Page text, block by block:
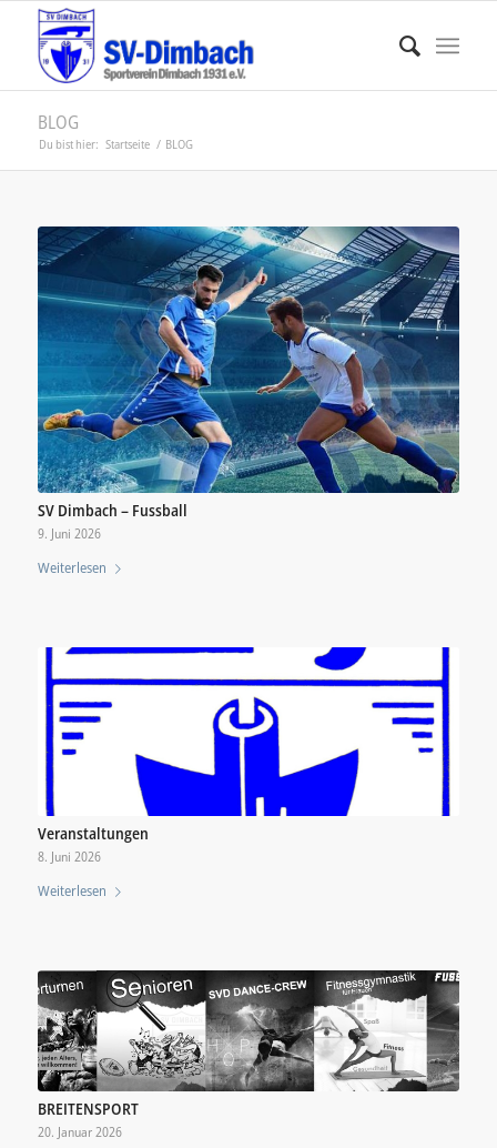
BLOG
Du bist hier: Startseite / BLOG
SV Dimbach – Fussball
9. Juni 2026
Weiterlesen
Veranstaltungen
8. Juni 2026
Weiterlesen
BREITENSPORT
20. Januar 2026